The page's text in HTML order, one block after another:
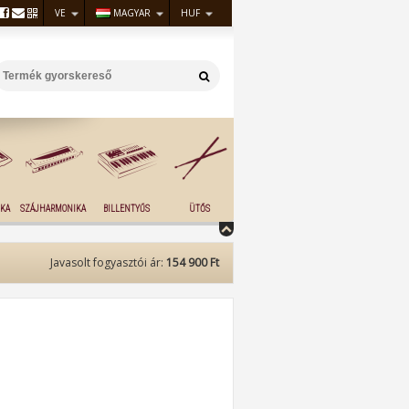
VE MAGYAR HUF
SZÁJHARMONIKA BILLENTYŰS ÜTŐS
Javasolt fogyasztói ár: 154 900 Ft